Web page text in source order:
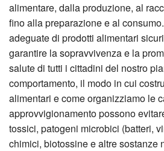
alimentare, dalla produzione, al
fino alla preparazione e al
adeguate di prodotti alimentari
garantire la sopravvivenza e la
salute di tutti i cittadini del nostro
comportamento, il modo in cui
alimentari e come organizziamo le
approvvigionamento possono
tossici, patogeni microbici (batteri,
chimici, biotossine e altre sostanze